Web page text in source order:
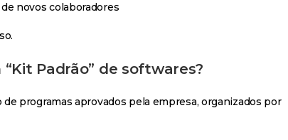
novos colaboradores
“Kit Padrão” de softwares?
programas aprovados pela empresa, organizados por